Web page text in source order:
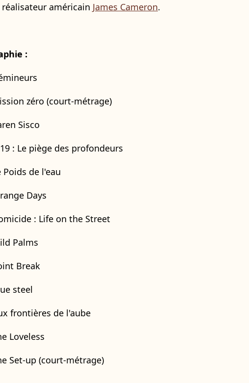
réalisateur américain James Cameron.
:
zéro (court-métrage)
Sisco
: Le piège des profondeurs
Poids de l'eau
Days
: Life on the Street
Palms
Break
steel
frontières de l'aube
Loveless
Set-up (court-métrage)